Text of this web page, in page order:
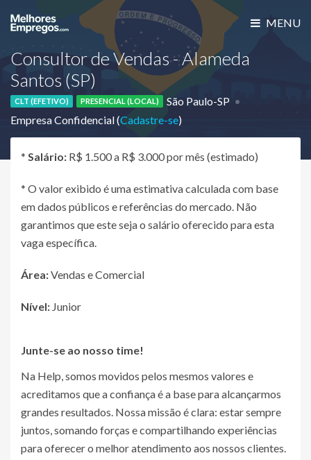
MENU
Consultor de Vendas - Alameda
Santos (SP)
CLT (EFETIVO) PRESENCIAL (LOCAL)
São Paulo-SP
Empresa Confidencial (Cadastre-se)
* Salário: R$ 1.500 a R$ 3.000 por mês (estimado)
* O valor exibido é uma estimativa calculada com base
em dados públicos e referências do mercado. Não
garantimos que este seja o salário oferecido para esta
vaga específica.
Área:Vendas e Comercial
Nível: Junior
Junte-se ao nosso time!
Na Help, somos movidos pelos mesmos valores e
acreditamos que a confiança é a base para alcançarmos
grandes resultados. Nossa missão é clara: estar sempre
juntos, somando forças e compartilhando experiências
para oferecer o melhor atendimento aos nossos clientes.